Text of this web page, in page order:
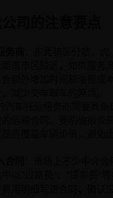
司的注意要点
商
离市区较远，如果服务
额外增加时间和油费成
减少交车取车的麻烦。
汽车托运服务商需要具备
运输合同。要明确报价
否覆盖车辆价值，避免
同
以
用明细写进合同，确认